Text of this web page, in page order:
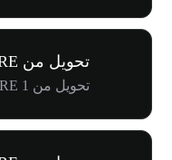
تحويل من ORE إلى TWD
تحويل من 1 ORE إلى NT$1.91K